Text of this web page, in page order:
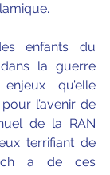
enfants du
la guerre
qu’elle
l’avenir de
de la RAN
terrifiant de
a de ces